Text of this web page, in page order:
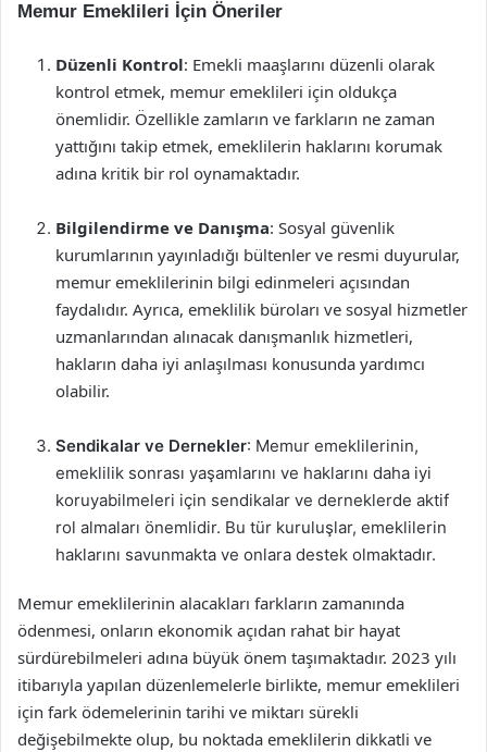
Memur Emeklileri İçin Öneriler
Düzenli Kontrol: Emekli maaşlarını düzenli olarak
kontrol etmek, memur emeklileri için oldukça
önemlidir. Özellikle zamların ve farkların ne zaman
yattığını takip etmek, emeklilerin haklarını korumak
adına kritik bir rol oynamaktadır.
Bilgilendirme ve Danışma: Sosyal güvenlik
kurumlarının yayınladığı bültenler ve resmi duyurular,
memur emeklilerinin bilgi edinmeleri açısından
faydalıdır. Ayrıca, emeklilik büroları ve sosyal hizmetler
uzmanlarından alınacak danışmanlık hizmetleri,
hakların daha iyi anlaşılması konusunda yardımcı
olabilir.
Sendikalar ve Dernekler: Memur emeklilerinin,
emeklilik sonrası yaşamlarını ve haklarını daha iyi
koruyabilmeleri için sendikalar ve derneklerde aktif
rol almaları önemlidir. Bu tür kuruluşlar, emeklilerin
haklarını savunmakta ve onlara destek olmaktadır.
Memur emeklilerinin alacakları farkların zamanında
ödenmesi, onların ekonomik açıdan rahat bir hayat
sürdürebilmeleri adına büyük önem taşımaktadır. 2023 yılı
itibarıyla yapılan düzenlemelerle birlikte, memur emeklileri
için fark ödemelerinin tarihi ve miktarı sürekli
değişebilmekte olup, bu noktada emeklilerin dikkatli ve